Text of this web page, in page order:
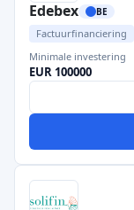
Edebex BE
Factuurfinanciering
Minimale investering
EUR 100000